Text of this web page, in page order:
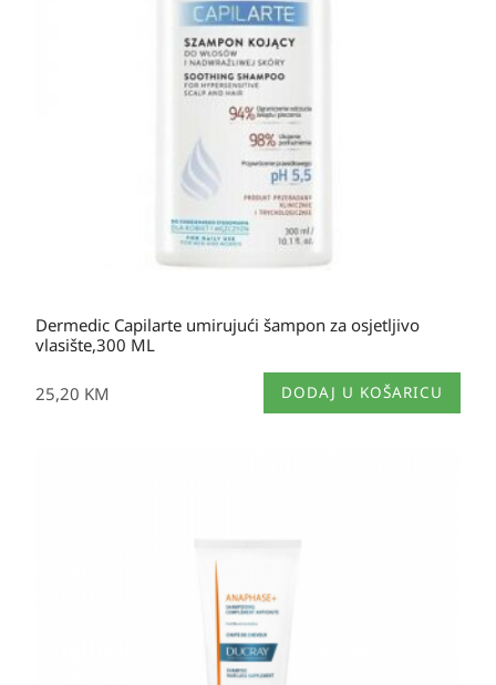
Dermedic Capilarte umirujući šampon za osjetljivo
vlasište,300 ML
25,20 KM DODAJ U KOŠARICU